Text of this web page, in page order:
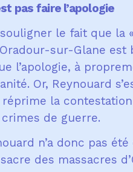
pas faire l’apologie
le fait que la
Oradour-sur-Glane
l’apologie, à
Or, Reynouard
réprime la
de guerre.
n’a donc pas
des massacres